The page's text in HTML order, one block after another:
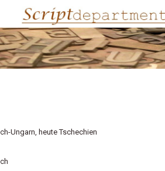
Ungarn, heute Tschechien